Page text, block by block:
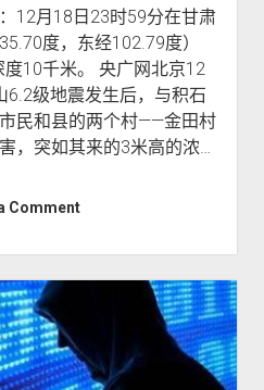
12月18日23时59分在甘肃
度，东经102.79度）
10千米。 央广网北京12
6.2级地震发生后，与积石
民和县的两个村——金田村
，突如其来的3米高的浓…
Comment